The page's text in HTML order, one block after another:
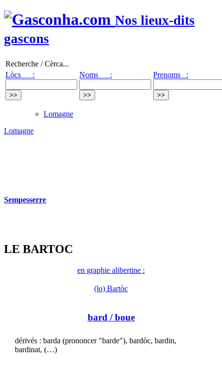
Nos lieux-dits
gascons
Recherche / Cèrca...
Lòcs :
Noms : Prenoms :
Lomagne
Lomagne
Sempesserre
LE BARTOC
en graphie alibertine :
(lo) Bartòc
bard / boue
dérivés : barda (prononcer "barde"), bardòc, bardin,
bardinat, (…)